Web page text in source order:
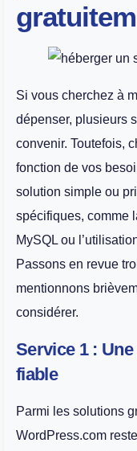
Si vous cherchez à
dépenser, plusieurs
convenir. Toutefois,
fonction de vos
solution simple ou
spécifiques, comme
MySQL ou
Passons en revue
mentionnons
considérer.
Service 1 :
fiable
Parmi les solutions
WordPress.com